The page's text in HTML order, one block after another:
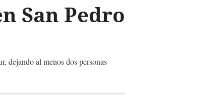
San Pedro
dejando al menos dos personas